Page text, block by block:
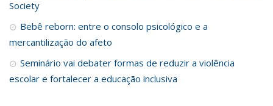
Society
Bebê reborn: entre o consolo psicológico e a
mercantilização do afeto
Seminário vai debater formas de reduzir a violência
escolar e fortalecer a educação inclusiva